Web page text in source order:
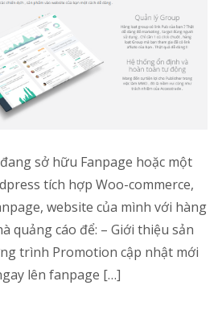
sở hữu Fanpage hoặc một
tích hợp Woo-commerce,
website của mình với hàng
quảng cáo để: – Giới thiệu sản
trình Promotion cập nhật mới
lên fanpage […]